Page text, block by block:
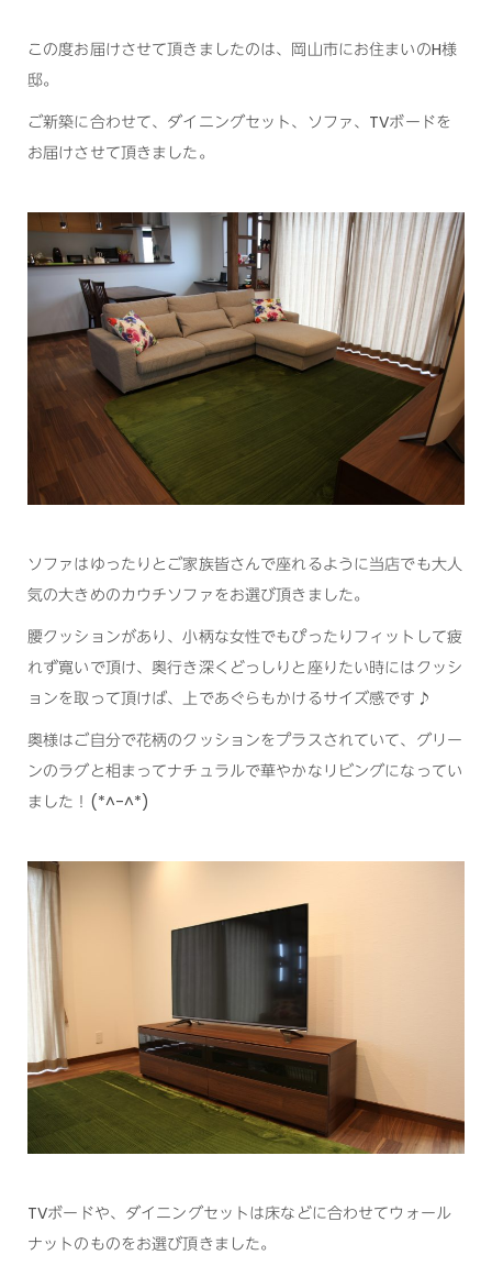
この度お届けさせて頂きましたのは、岡山市にお住まいのH様
邸。
ご新築に合わせて、ダイニングセット、ソファ、TVボードを
お届けさせて頂きました。
ソファはゆったりとご家族皆さんで座れるように当店でも大人
気の大きめのカウチソファをお選び頂きました。
腰クッションがあり、小柄な女性でもぴったりフィットして疲
れず寛いで頂け、奥行き深くどっしりと座りたい時にはクッシ
ョンを取って頂けば、上であぐらもかけるサイズ感です♪
奥様はご自分で花柄のクッションをプラスされていて、グリー
ンのラグと相まってナチュラルで華やかなリビングになってい
ました！(*^-^*)
TVボードや、ダイニングセットは床などに合わせてウォール
ナットのものをお選び頂きました。